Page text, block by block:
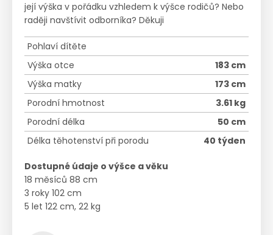
její výška v pořádku vzhledem k výšce rodičů? Nebo
raději navštívit odborníka? Děkuji
Pohlaví dítěte
Výška otce
183 cm
Výška matky
173 cm
Porodní hmotnost
3.61 kg
Porodní délka
50 cm
Délka těhotenství při porodu
40 týden
Dostupné údaje o výšce a věku
18 měsíců 88 cm
3 roky 102 cm
5 let 122 cm, 22 kg